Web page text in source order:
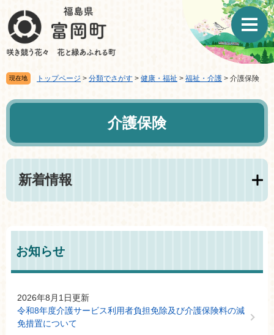
ジ
先
頭
で
ュ
を
飛
ば
て
現在地 トップページ > 分類でさがす > 健康・福祉 > 福祉・介護 > 介護保険
本
介護保険
新着情報
お知らせ
2026年8月1日更新
令和8年度介護サービス利用者負担免除及び介護保険料の減
免措置について